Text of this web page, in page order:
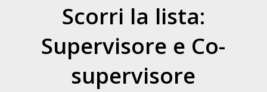
Scorri la lista:
Supervisore e Co-
supervisore